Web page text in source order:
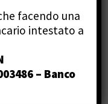
dalla
festosa.
facendo una
intestato a
– Banco